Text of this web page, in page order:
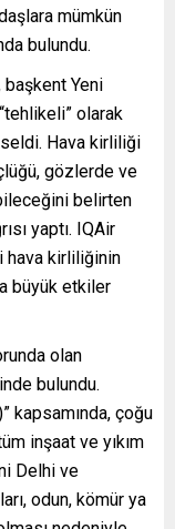
mümkün
bulundu.
Yeni
olarak
Hava kirliliği
gözlerde ve
belirten
yaptı. IQAir
hava kirliliğinin
büyük etkiler
olan
bulundu.
kapsamında, çoğu
inşaat ve yıkım
Delhi ve
odun, kömür ya